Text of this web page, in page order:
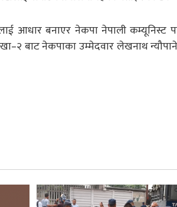
आधार बनाएर नेकपा नेपाली कम्यूनिस्ट
बाट नेकपाका उम्मेदवार लेखनाथ